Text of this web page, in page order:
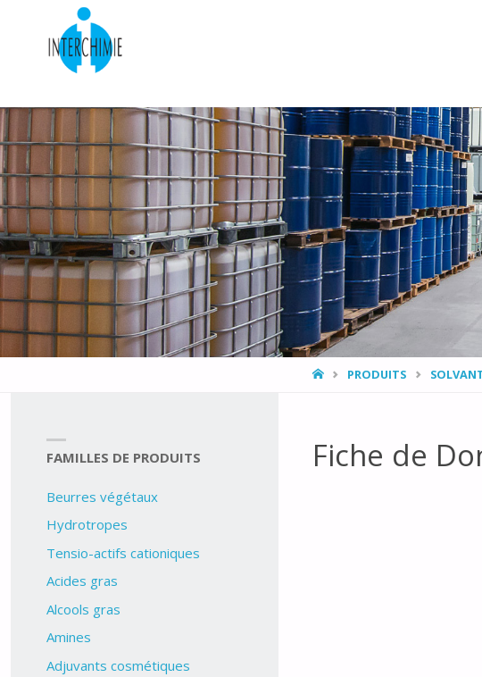
HOMEPRODUITS
Fiche de
FAMILLES DE PRODUITS
Beurres végétaux
Hydrotropes
Tensio-actifs cationiques
Acides gras
Alcools gras
Amines
Adjuvants cosmétiques